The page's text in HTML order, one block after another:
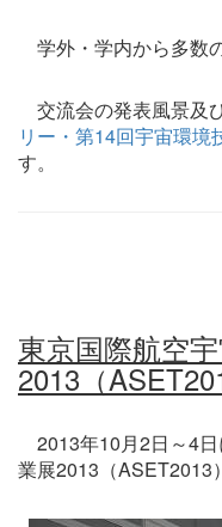
学外・学内から多数
交流会の発表風景及
リー・第14回宇宙環境
す。
東京国際航空
2013（
2013年10月2日～4
業展2013（ASET2013